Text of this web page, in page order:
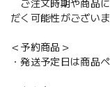
ご注文時期や商品
だく可能性がございま
＜予約商品＞
・発送予定日は商品